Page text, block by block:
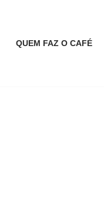
QUEM FAZ O CAFÉ